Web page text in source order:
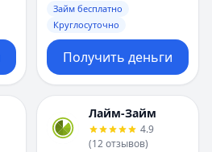
Займ бесплатно
Круглосуточно
Получить деньги
Лайм-Займ
4.9
(12отзывов)